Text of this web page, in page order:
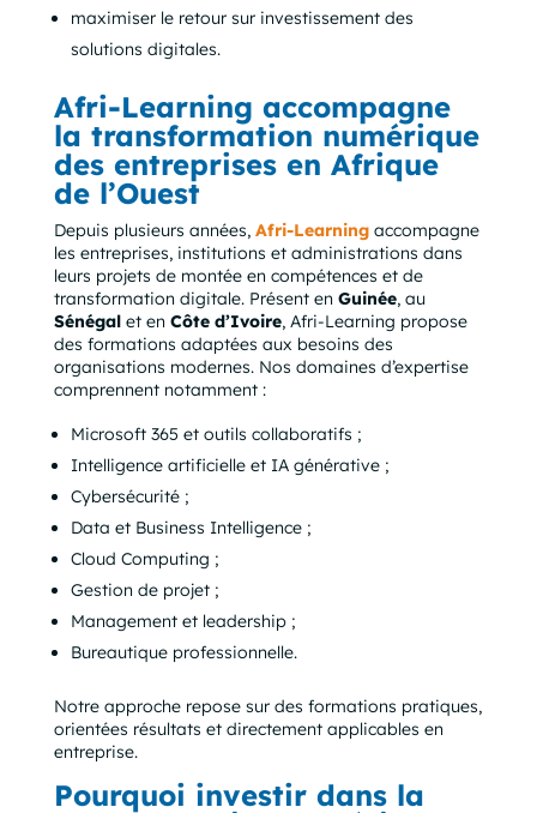
maximiser le retour sur investissement des
solutions digitales.
Afri-Learning accompagne
la transformation numérique
des entreprises en Afrique
de l’Ouest
Depuis plusieurs années, Afri-Learningaccompagne
les entreprises, institutions et administrations dans
leurs projets de montée en compétences et de
transformation digitale. Présent en Guinée, au
Sénégalet en Côte d’Ivoire, Afri-Learning propose
des formations adaptées aux besoins des
organisations modernes. Nos domaines d’expertise
comprennent notamment :
Microsoft 365 et outils collaboratifs ;
Intelligence artificielle et IA générative ;
Cybersécurité ;
Data et Business Intelligence ;
Cloud Computing ;
Gestion de projet ;
Management et leadership ;
Bureautique professionnelle.
Notre approche repose sur des formations pratiques,
orientées résultats et directement applicables en
entreprise.
Pourquoi investir dans la